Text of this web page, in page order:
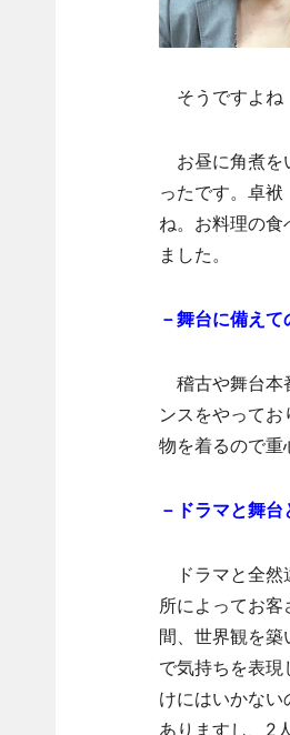
そうですよね
お昼に角煮を
ったです。卓
ね。お料理の
ました。
－舞台に備え
稽古や舞台本
ンスをやって
物を着るので重
－ドラマと舞
ドラマと全然
所によってお
間、世界観を
で気持ちを表
けにはいかな
ありますし、2